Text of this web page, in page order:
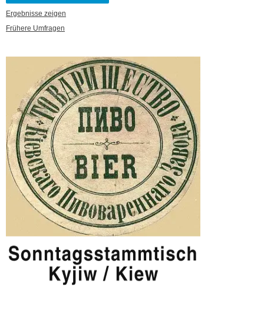
Ergebnisse zeigen
Frühere Umfragen